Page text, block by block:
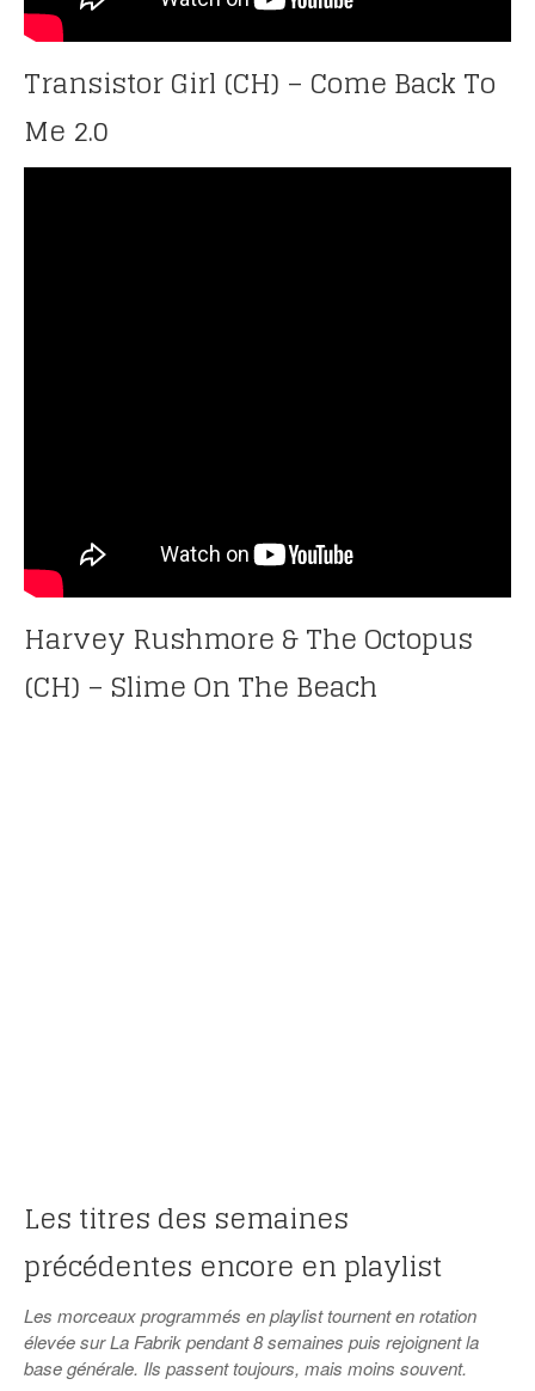
Transistor Girl (CH) – Come Back To
Me 2.0
Harvey Rushmore & The Octopus
(CH) – Slime On The Beach
Les titres des semaines
précédentes encore en playlist
Les morceaux programmés en playlist tournent en rotation
élevée sur La Fabrik pendant 8 semaines puis rejoignent la
base générale. Ils passent toujours, mais moins souvent.